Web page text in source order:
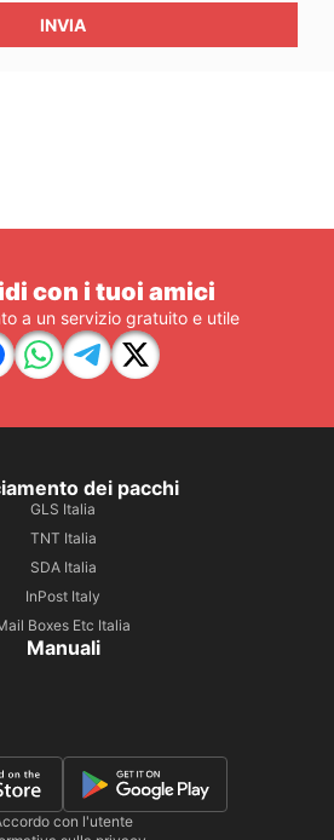
INVIA
con i tuoi amici
a un servizio gratuito e utile
dei pacchi
GLS Italia
TNT Italia
SDA Italia
InPost Italy
Boxes Etc Italia
Manuali
con l'utente